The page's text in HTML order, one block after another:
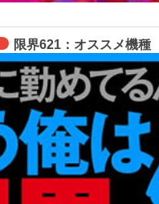
限界621：オススメ機種